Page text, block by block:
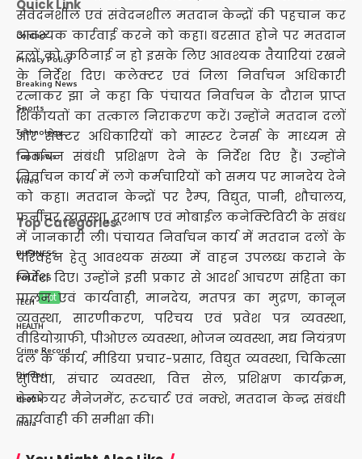
संवेदनशील एवं संवेदनशील मतदान केन्द्रों की पहचान कर
आवश्यक कार्रवाई करने को कहा। बरसात होने पर मतदान
दलों को कठिनाई न हो इसके लिए आवश्यक तैयारियां रखने
के निर्देश दिए। कलेक्टर एवं जिला निर्वाचन अधिकारी
रत्नाकर झा ने कहा कि पंचायत निर्वाचन के दौरान प्राप्त
शिकायतों का तत्काल निराकरण करें। उन्होंने मतदान दलों
और सेक्टर अधिकारियों को मास्टर टेनर्स के माध्यम से
निर्वाचन संबंधी प्रशिक्षण देने के निर्देश दिए हैं। उन्होंने
निर्वाचन कार्य में लगे कर्मचारियों को समय पर मानदेय देने
को कहा। मतदान केन्द्रों पर रैम्प, विद्युत, पानी, शौचालय,
फर्नीचर व्यवस्था, दूरभाष एवं मोबाईल कनेक्टिविटी के संबंध
में जानकारी ली। पंचायत निर्वाचन कार्य में मतदान दलों के
परिवहन हेतु आवश्यक संख्या में वाहन उपलब्ध कराने के
निर्देश दिए। उन्होंने इसी प्रकार से आदर्श आचरण संहिता का
पालन एवं कार्यवाही, मानदेय, मतपत्र का मुद्रण, कानून
व्यवस्था, सारणीकरण, परिचय एवं प्रवेश पत्र व्यवस्था,
वीडियोग्राफी, पीओएल व्यवस्था, भोजन व्यवस्था, मद्य नियंत्रण
दल के कार्य, मीडिया प्रचार-प्रसार, विद्युत व्यवस्था, चिकित्सा
सुविधा, संचार व्यवस्था, वित्त सेल, प्रशिक्षण कार्यक्रम,
वेलफेयर मैनेजमेंट, रूटचार्ट एवं नक्शे, मतदान केन्द्र संबंधी
कार्यवाही की समीक्षा की।
Quick Link
Contact
Privacy Policy
Breaking News
Sports
Technology
Top News
Video
Top Categories
BUSINESS
POLITICS
TECH Hot
HEALTH
Crime Record
Dindori
Health
India